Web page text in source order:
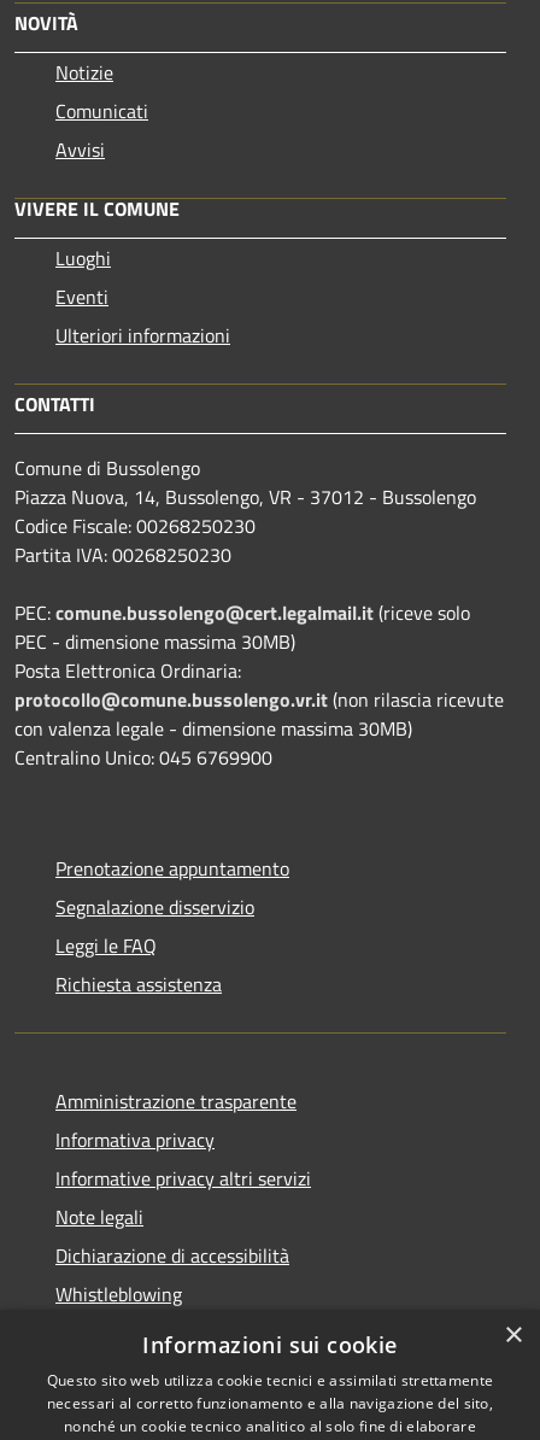
NOVITÀ
Notizie
Comunicati
Avvisi
VIVERE IL COMUNE
Luoghi
Eventi
Ulteriori informazioni
CONTATTI
Comune di Bussolengo
Piazza Nuova, 14, Bussolengo, VR - 37012 - Bussolengo
Codice Fiscale: 00268250230
Partita IVA: 00268250230
PEC:comune.bussolengo@cert.legalmail.it(riceve solo
PEC - dimensione massima 30MB)
Posta Elettronica Ordinaria:
protocollo@comune.bussolengo.vr.it(non rilascia ricevute
con valenza legale - dimensione massima 30MB)
Centralino Unico: 045 6769900
Prenotazione appuntamento
Segnalazione disservizio
Leggi le FAQ
Richiesta assistenza
Amministrazione trasparente
Informativa privacy
Informative privacy altri servizi
Note legali
Dichiarazione di accessibilità
Whistleblowing
RSS
Copyright © 2026 • Comune di
×
Informazioni sui cookie
Questo sito web utilizza cookie tecnici e assimilati strettamente
necessari al corretto funzionamento e alla navigazione del sito,
nonché un cookie tecnico analitico al solo fine di elaborare